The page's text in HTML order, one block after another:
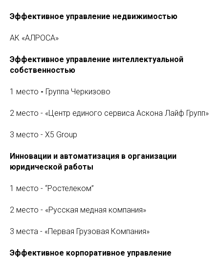
Эффективное управление недвижимостью
АК «АЛРОСА»
Эффективное управление интеллектуальной
собственностью
1 место - Группа Черкизово
2 место - «Центр единого сервиса Аскона Лайф Групп»
3 место - X5 Group
Инновации и автоматизация в организации
юридической работы
1 место - “Ростелеком”
2 место - «Русская медная компания»
3 места - «Первая Грузовая Компания»
Эффективное корпоративное управление